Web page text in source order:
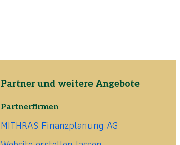
Partner und weitere Angebote
Partnerfirmen
MITHRAS Finanzplanung AG